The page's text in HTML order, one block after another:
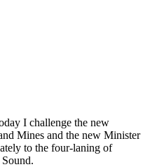
I challenge the new
Mines and the new Minister
to the four-laning of